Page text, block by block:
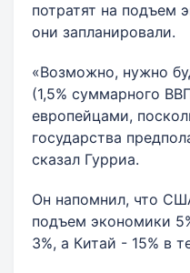
потратят на подъем
они запланировали.
«Возможно, нужно
(1,5% суммарного
европейцами,
государства
сказал Гурриа.
Он напомнил, что
подъем экономики
3%, а Китай - 15% в